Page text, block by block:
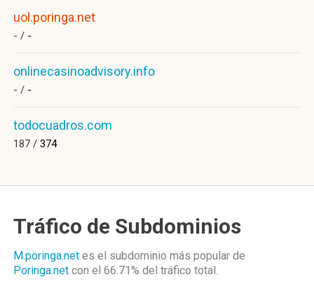
uol.poringa.net
- / -
onlinecasinoadvisory.info
- / -
todocuadros.com
187 / 374
Tráfico de Subdominios
M.poringa.net es el subdominio más popular de
Poringa.net con el 66.71% del tráfico total.